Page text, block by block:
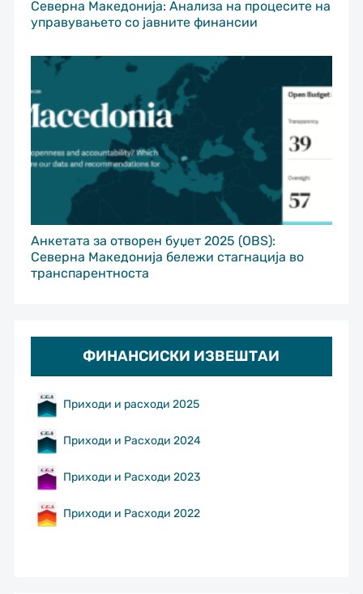
Северна Македонија: Анализа на процесите на
управувањето со јавните финансии
Анкетата за отворен буџет 2025 (OBS):
Северна Македонија бележи стагнација во
транспарентноста
ФИНАНСИСКИ ИЗВЕШТАИ
Приходи и расходи 2025
Приходи и Расходи 2024
Приходи и Расходи 2023
Приходи и Расходи 2022